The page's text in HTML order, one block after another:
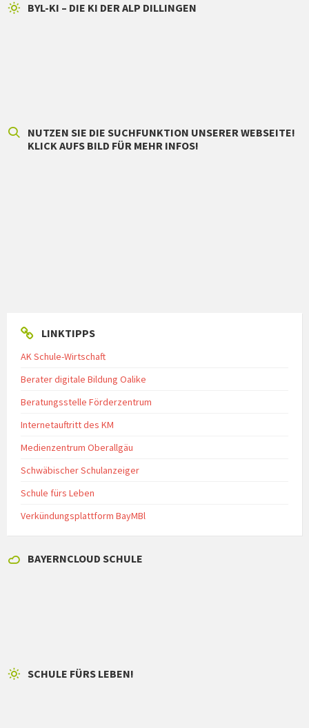
BYL-KI – DIE KI DER ALP DILLINGEN
NUTZEN SIE DIE SUCHFUNKTION UNSERER WEBSEITE!
KLICK AUFS BILD FÜR MEHR INFOS!
LINKTIPPS
AK Schule-Wirtschaft
Berater digitale Bildung Oalike
Beratungsstelle Förderzentrum
Internetauftritt des KM
Medienzentrum Oberallgäu
Schwäbischer Schulanzeiger
Schule fürs Leben
Verkündungsplattform BayMBl
BAYERNCLOUD SCHULE
SCHULE FÜRS LEBEN!